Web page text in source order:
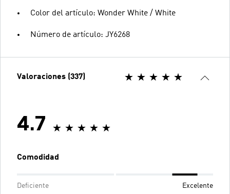
Color del artículo: Wonder White / White
Número de artículo: JY6268
Valoraciones (337)
4.7
Comodidad
Deficiente Excelente